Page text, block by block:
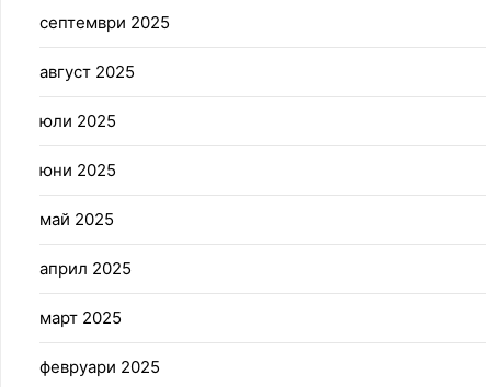
септември 2025
август 2025
юли 2025
юни 2025
май 2025
април 2025
март 2025
февруари 2025